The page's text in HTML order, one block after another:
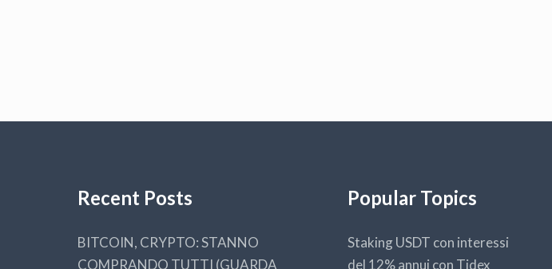
Recent Posts
BITCOIN, CRYPTO: STANNO
COMPRANDO TUTTI (GUARDA
Popular Topics
Staking USDT con interessi
del 12% annui con Tidex